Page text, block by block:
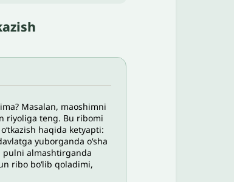
Masalan, maoshimni
riyoliga teng. Bu ribomi
haqida ketyapti:
yuborganda oʻsha
pulni almashtirganda
ribo boʻlib qoladimi,